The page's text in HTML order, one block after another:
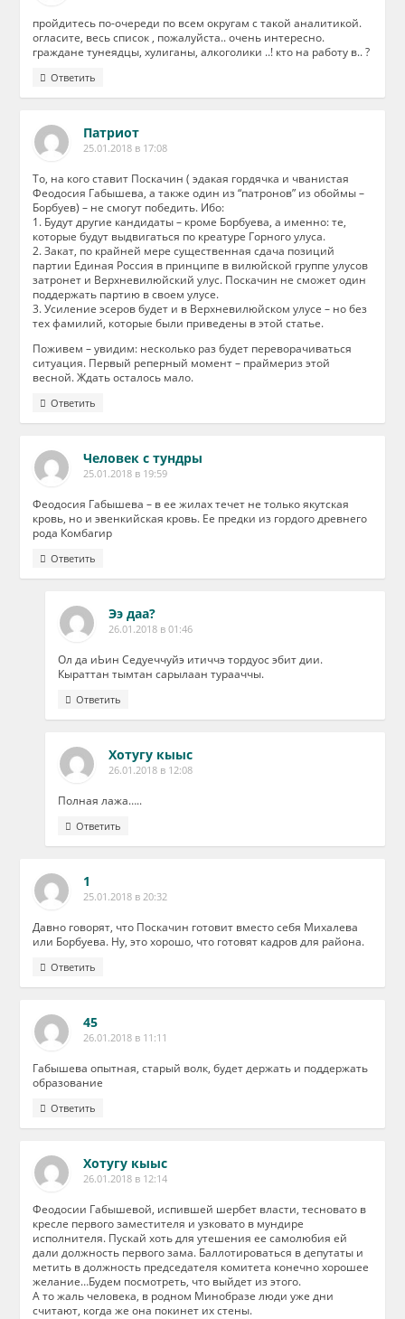
пройдитесь по-очереди по всем округам с такой аналитикой.
огласите, весь список , пожалуйста.. очень интересно.
граждане тунеядцы, хулиганы, алкоголики ..! кто на работу в.. ?
Ответить
Патриот
25.01.2018 в 17:08
То, на кого ставит Поскачин ( эдакая гордячка и чванистая
Феодосия Габышева, а также один из “патронов” из обоймы –
Борбуев) – не смогут победить. Ибо:
1. Будут другие кандидаты – кроме Борбуева, а именно: те,
которые будут выдвигаться по креатуре Горного улуса.
2. Закат, по крайней мере существенная сдача позиций
партии Единая Россия в принципе в вилюйской группе улусов
затронет и Верхневилюйский улус. Поскачин не сможет один
поддержать партию в своем улусе.
3. Усиление эсеров будет и в Верхневилюйском улусе – но без
тех фамилий, которые были приведены в этой статье.
Поживем – увидим: несколько раз будет переворачиваться
ситуация. Первый реперный момент – праймериз этой
весной. Ждать осталось мало.
Ответить
Человек с тундры
25.01.2018 в 19:59
Феодосия Габышева – в ее жилах течет не только якутская
кровь, но и эвенкийская кровь. Ее предки из гордого древнего
рода Комбагир
Ответить
Ээ даа?
26.01.2018 в 01:46
Ол да иЬин Седуеччуйэ итиччэ тордуос эбит дии.
Кыраттан тымтан сарылаан турааччы.
Ответить
Хотугу кыыс
26.01.2018 в 12:08
Полная лажа…..
Ответить
1
25.01.2018 в 20:32
Давно говорят, что Поскачин готовит вместо себя Михалева
или Борбуева. Ну, это хорошо, что готовят кадров для района.
Ответить
45
26.01.2018 в 11:11
Габышева опытная, старый волк, будет держать и поддержать
образование
Ответить
Хотугу кыыс
26.01.2018 в 12:14
Феодосии Габышевой, испившей шербет власти, тесновато в
кресле первого заместителя и узковато в мундире
исполнителя. Пускай хоть для утешения ее самолюбия ей
дали должность первого зама. Баллотироваться в депутаты и
метить в должность председателя комитета конечно хорошее
желание…Будем посмотреть, что выйдет из этого.
А то жаль человека, в родном Минобразе люди уже дни
считают, когда же она покинет их стены.